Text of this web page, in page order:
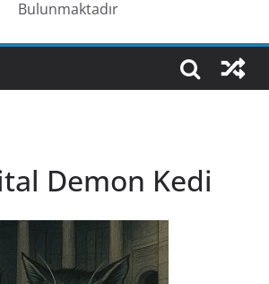
Bulunmaktadır
Demon Kedi